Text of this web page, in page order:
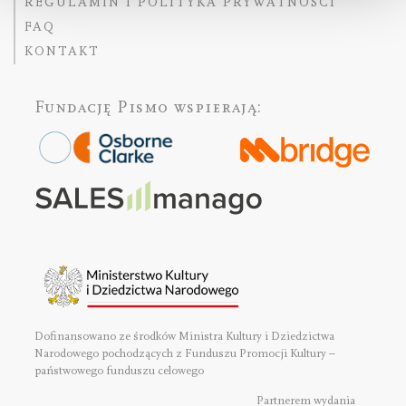
FAQ
KONTAKT
Fundację Pismo wspierają:
Dofinansowano ze środków Ministra Kultury i Dziedzictwa
Narodowego pochodzących z Funduszu Promocji Kultury –
państwowego funduszu celowego
Partnerem wydania